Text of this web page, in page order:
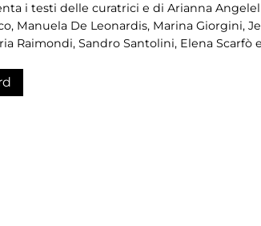
i testi delle curatrici e di Arianna
Manuela De Leonardis, Marina Giorgini,
Raimondi, Sandro Santolini, Elena Scarfò